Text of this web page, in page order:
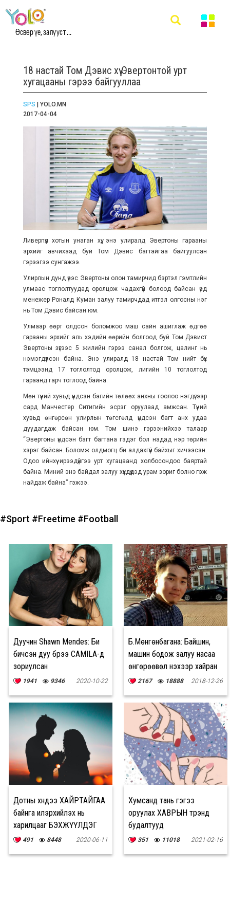
Өсвөр үе, залууст ...
18 настай Том Дэвис хүү Эвертонтой урт
хугацааны гэрээ байгууллаа
SPS | YOLO.MN
2017-04-04
Ливерпүүл хотын унаган хүү, энэ улиралд Эвертоны гарааны
эрхийг авчихаад буй Том Дэвис багтайгаа байгуулсан
гэрээгээ сунгажээ.
Улирлын дунд үеэс Эвертоны олон тамирчид бэртэл гэмтлийн
улмаас тоглолтуудад оролцож чадахгүй болоод байсан үед
менежер Роналд Куман залуу тамирчдад итгэл олгосны нэг
нь Том Дэвис байсан юм.
Улмаар өөрт олдсон боломжоо маш сайн ашиглаж өдгөө
гарааны эрхийг аль хэдийн өөрийн болгоод буй Том Дэвист
Эвертоны зүгээс 5 жилийн гэрээ санал болгож, цалинг нь
нэмэгдүүлсэн байна. Энэ улиралд 18 настай Том нийт бүх
тэмцээнд 17 тоглолтод оролцож, лигийн 10 тоглолтод
гараанд гарч тоглоод байна.
Мөн түүний хувьд үндсэн багийн төлөөх анхны гоолоо нэгдүгээр
сард Манчестер Ситигийн эсрэг оруулаад амжсан. Түүний
хувьд өнгөрсөн улирлын төгсгөлд үндсэн багт анх удаа
дуудагдаж байсан юм. Том шинэ гэрээнийхээ талаар
“Эвертоны үндсэн багт багтана гэдэг бол надад нэр төрийн
хэрэг байсан. Боломж олдмогц би алдахгүй байхыг хичээсэн.
Одоо ийнхүү ирээдүйгээ урт хугацаанд холбосондоо баяртай
байна. Миний энэ байдал залуу хүүхдүүдэд урам зориг болно гэж
найдаж байна” гэжээ.
#Sport #Freetime #Football
Дуучин Shawn Mendes: Би
бичсэн дуу бүрээ CAMILA-д
зориулсан
1941 9346 2020-10-22
Б.Мөнгөнбагана: Байшин,
машин бодож залуу насаа
өнгөрөөвөл үнэхээр хайран
2167 18888 2018-12-26
Дотны хүндээ ХАЙРТАЙГАА
байнга илэрхийлэх нь
харилцааг БЭХЖҮҮЛДЭГ
491 8448 2020-06-11
Хумсанд тань гэгээ
оруулах ХАВРЫН трэнд
будалтууд
351 11018 2021-02-16